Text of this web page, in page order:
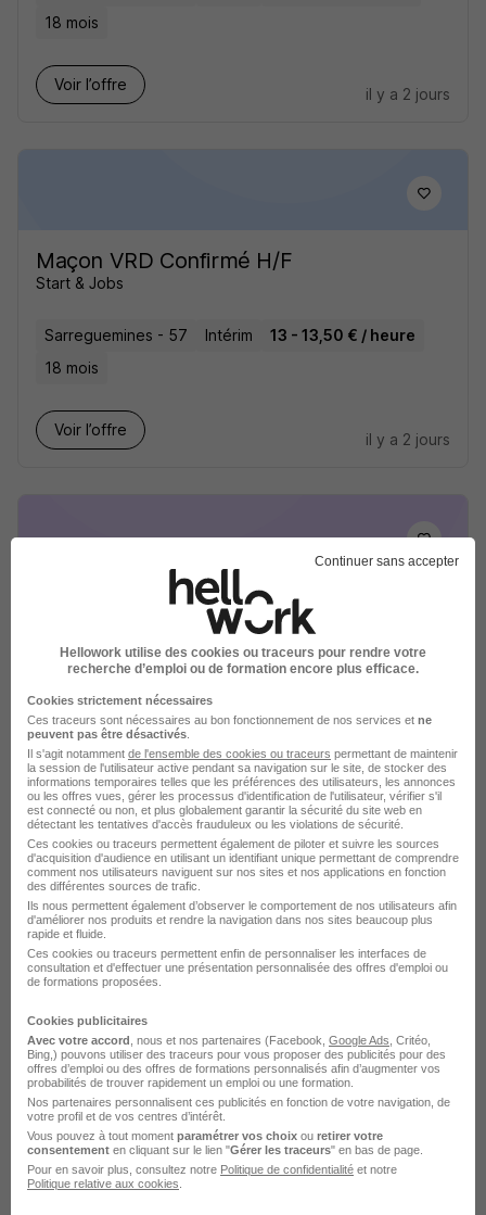
18 mois
Voir l’offre
il y a 2 jours
Maçon VRD Confirmé H/F
Start & Jobs
Sarreguemines - 57 Intérim
13 - 13,50 € / heure
18 mois
Voir l’offre
il y a 2 jours
Electricien du Batiment H/F
Sarreguemines - 57
14,37 - 14,52 € / heure
6 mois
Voir l’offre
il y a 2 jours
Responsable Caisse H/F
Groupement Mousquetaires
Sarreguemines - 57
Voir l’offre
il y a 2 jours
Continuer sans accepter
Hellowork utilise des cookies ou traceurs pour rendre votre
recherche d’emploi ou de formation encore plus efficace.
Cookies strictement nécessaires
Ces traceurs sont nécessaires au bon fonctionnement de nos services et ne
peuvent pas être désactivés
Il s'agit notamment de l'ensemble des cookies ou traceurs permettant de maintenir
la session de l'utilisateur active pendant sa navigation sur le site, de stocker des
informations temporaires telles que les préférences des utilisateurs, les annonces
ou les offres vues, gérer les processus d'identification de l'utilisateur, vérifier s'il
est connecté ou non, et plus globalement garantir la sécurité du site web en
détectant les tentatives d'accès frauduleux ou les violations de sécurité.
Ces cookies ou traceurs permettent également de piloter et suivre les sources
d'acquisition d'audience en utilisant un identifiant unique permettant de comprendre
comment nos utilisateurs naviguent sur nos sites et nos applications en fonction
des différentes sources de trafic.
Ils nous permettent également d’observer le comportement de nos utilisateurs afin
d'améliorer nos produits et rendre la navigation dans nos sites beaucoup plus
rapide et fluide.
Ces cookies ou traceurs permettent enfin de personnaliser les interfaces de
consultation et d'effectuer une présentation personnalisée des offres d'emploi ou
de formations proposées.
Cookies publicitaires
Avec votre accord , nous et nos partenaires (Facebook, Google Ads , Critéo,
Bing,) pouvons utiliser des traceurs pour vous proposer des publicités pour des
offres d’emploi ou des offres de formations personnalisés afin d’augmenter vos
probabilités de trouver rapidement un emploi ou une formation.
Nos partenaires personnalisent ces publicités en fonction de votre navigation, de
votre profil et de vos centres d’intérêt.
Vous pouvez à tout moment paramétrer vos choix ou retirer votre
consentement en cliquant sur le lien "Gérer les traceurs" en bas de page.
Pour en savoir plus, consultez notre Politique de confidentialité et notre
Politique relative aux cookies